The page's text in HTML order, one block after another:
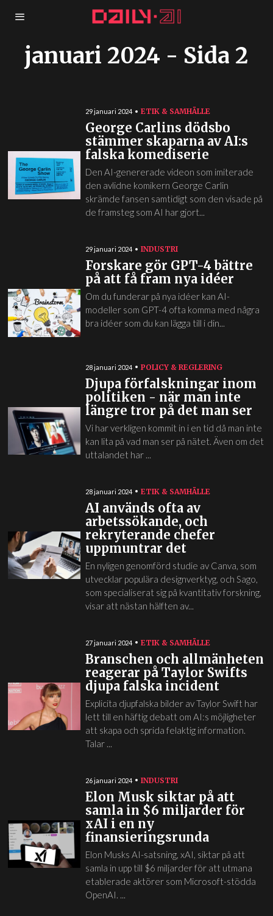
januari 2024 - Sida 2
29 januari 2024 ETIK & SAMHÄLLE
George Carlins dödsbo
stämmer skaparna av AI:s
falska komediserie
Den AI-genererade videon som imiterade
den avlidne komikern George Carlin
skrämde fansen samtidigt som den visade på
de framsteg som AI har gjort...
29 januari 2024 INDUSTRI
Forskare gör GPT-4 bättre
på att få fram nya idéer
Om du funderar på nya idéer kan AI-
modeller som GPT-4 ofta komma med några
bra idéer som du kan lägga till i din...
28 januari 2024 POLICY & REGLERING
Djupa förfalskningar inom
politiken - när man inte
längre tror på det man ser
Vi har verkligen kommit in i en tid då man inte
kan lita på vad man ser på nätet. Även om det
uttalandet har ...
28 januari 2024 ETIK & SAMHÄLLE
AI används ofta av
arbetssökande, och
rekryterande chefer
uppmuntrar det
En nyligen genomförd studie av Canva, som
utvecklar populära designverktyg, och Sago,
som specialiserat sig på kvantitativ forskning,
visar att nästan hälften av...
27 januari 2024 ETIK & SAMHÄLLE
Branschen och allmänheten
reagerar på Taylor Swifts
djupa falska incident
Explicita djupfalska bilder av Taylor Swift har
lett till en häftig debatt om AI:s möjligheter
att skapa och sprida felaktig information.
Talar ...
26 januari 2024 INDUSTRI
Elon Musk siktar på att
samla in $6 miljarder för
xAI i en ny
finansieringsrunda
Elon Musks AI-satsning, xAI, siktar på att
samla in upp till $6 miljarder för att utmana
etablerade aktörer som Microsoft-stödda
OpenAI. ...